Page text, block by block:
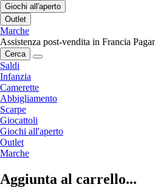
Giochi all'aperto
Outlet
Marche
Assistenza post-vendita in Francia
Cerca
Saldi
Infanzia
Camerette
Abbigliamento
Scarpe
Giocattoli
Giochi all'aperto
Outlet
Marche
Aggiunta al carrello...